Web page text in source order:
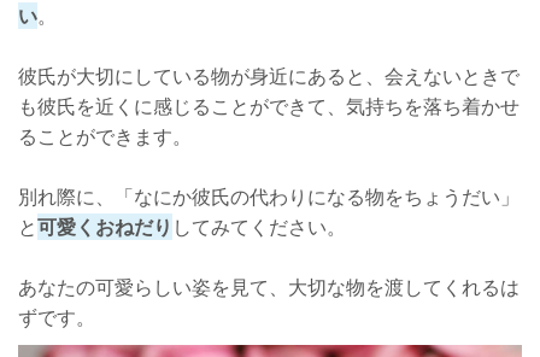
い。
彼氏が大切にしている物が身近にあると、会えないときで
も彼氏を近くに感じることができて、気持ちを落ち着かせ
ることができます。
別れ際に、「なにか彼氏の代わりになる物をちょうだい」
と可愛くおねだり してみてください。
あなたの可愛らしい姿を見て、大切な物を渡してくれるは
ずです。